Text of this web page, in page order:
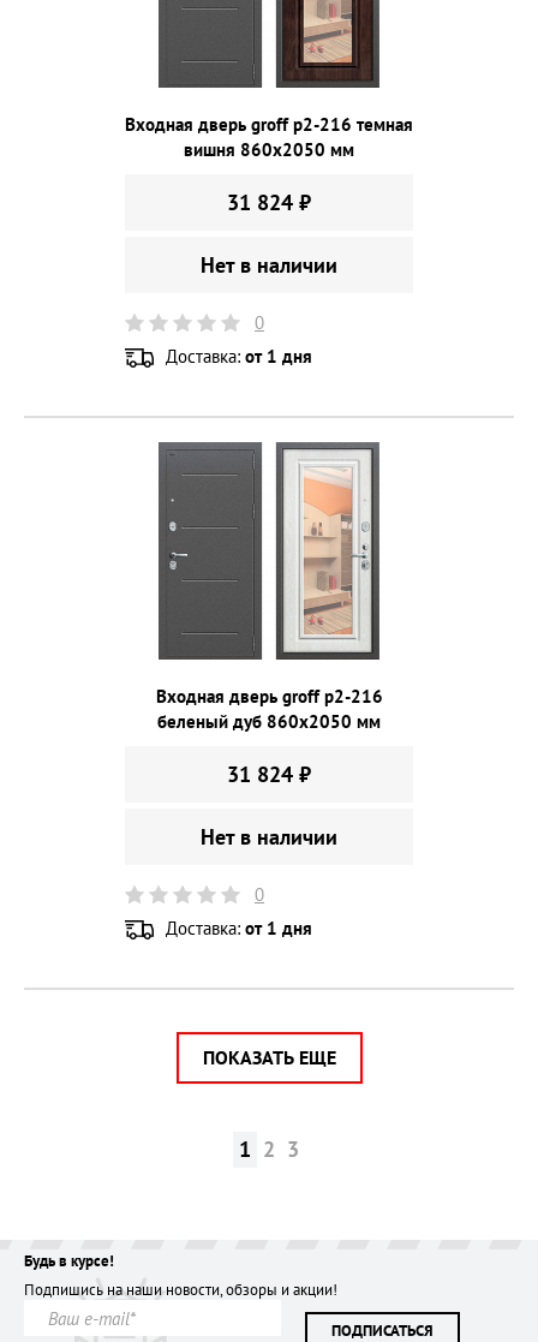
Входная дверь groff p2-216 темная
вишня 860х2050 мм
31 824 ₽
Нет в наличии
0
Доставка: от 1 дня
Входная дверь groff p2-216
беленый дуб 860х2050 мм
31 824 ₽
Нет в наличии
0
Доставка: от 1 дня
ПОКАЗАТЬ ЕЩЕ
1 2 3
Будь в курсе!
Подпишись на наши новости, обзоры и акции!
ПОДПИСАТЬСЯ